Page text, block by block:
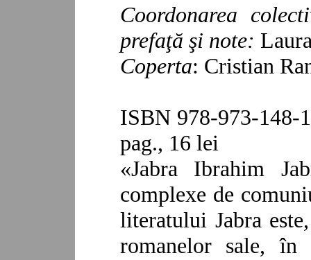
Coordonarea
prefaţă şi note:
Coperta: Cristian
ISBN 978-973-148-
pag., 16 lei
«Jabra Ibrahim
complexe de
literatului Jabra
romanelor sale, în